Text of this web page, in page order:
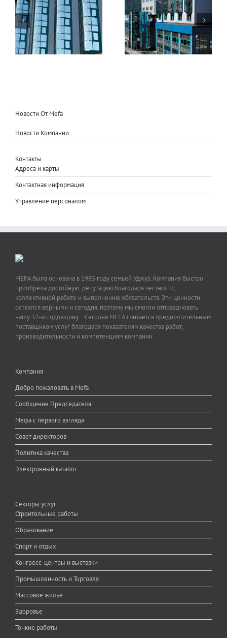
Samsun University
Tepe Hotel
Samsun University
Tepe Hotel
Новости От Mefa
Новости Компании
Контакты
Адреса и карты
Контактная информация
Управление персоналом
MEFA была основана в 1985 году семьей Уджуз. Компания быстро
приобрела достойную репутацию благодаря честности,
коллективной работе и выполнению обязательств. Эти ценности
остаются верными и сегодня, поэтому мы смогли отпраздновать
нашу 32-ю годовщину.. Сегодня MEFA считается предпочтительным
поставщиком услуг благодаря показателям качества работ,
производительности и компетенциям компании
Компания
Добро пожаловать в Mefa
Сообщение Председателя
Мефа с первого взгляда
Совет директоров
Политика качества
Электронный каталог
Секторы услуг
Строительные работы
Образование
Спорт и отдых
Конгресс-центры и выставки
Промышленность и Торговля
Массовое жилье
Здоровье
Тонкие работы